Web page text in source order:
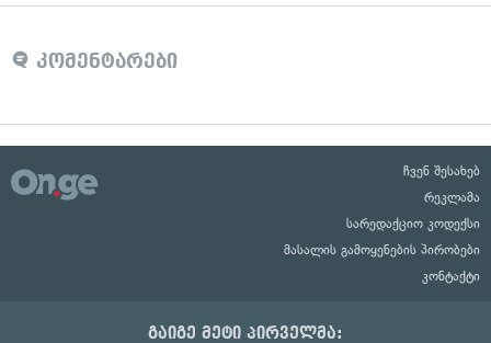
კომენტარები
ჩვენ შესახებ
რეკლამა
სარედაქციო კოდექსი
მასალის გამოყენების პირობები
კონტაქტი
გაიგე მეტი პირველმა: